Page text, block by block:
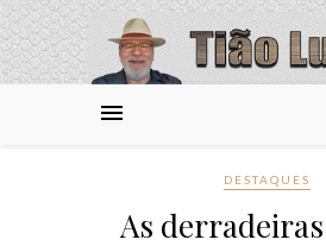
DESTAQUES
As